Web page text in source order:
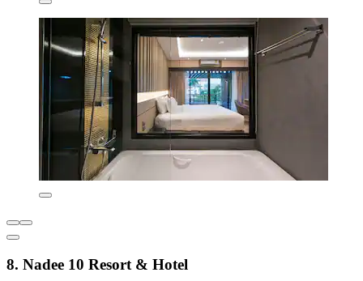
8. Nadee 10 Resort & Hotel